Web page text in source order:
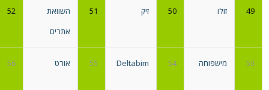
49 זולו 50 זיק 51
השוואת
אתרים
52
53 מישפוחה 54
Deltabim
55 אורט 56